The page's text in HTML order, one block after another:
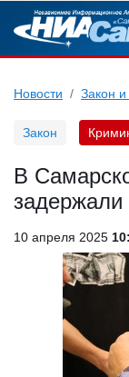
Новости Закон
Закон
В
задержали
10 апреля 2025